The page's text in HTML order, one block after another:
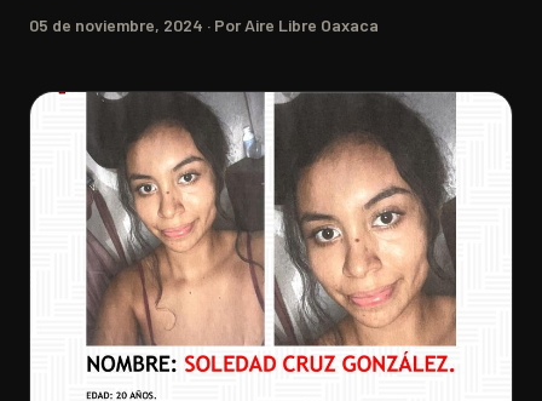
05 de noviembre, 2024 · Por Aire Libre Oaxaca